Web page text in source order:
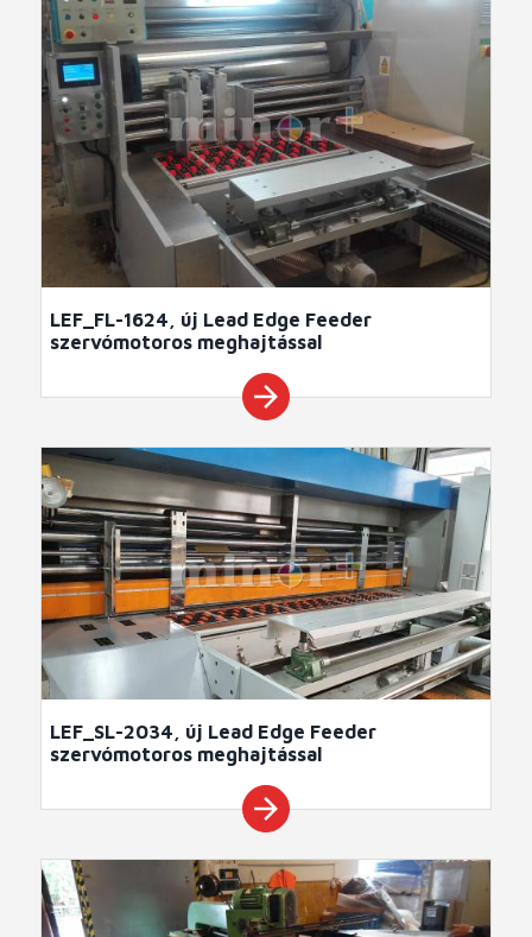
LEF_FL-1624, új Lead Edge Feeder
szervómotoros meghajtással
arrow_forward
LEF_SL-2034, új Lead Edge Feeder
szervómotoros meghajtással
arrow_forward